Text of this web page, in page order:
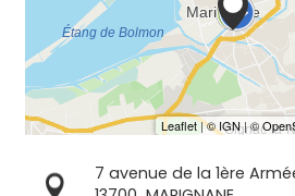
7 avenue de la 1ère